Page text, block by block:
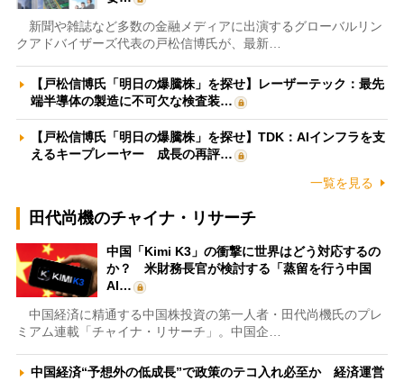
新聞や雑誌など多数の金融メディアに出演するグローバルリン
クアドバイザーズ代表の戸松信博氏が、最新…
【戸松信博氏「明日の爆騰株」を探せ】レーザーテック：最先
端半導体の製造に不可欠な検査装…
【戸松信博氏「明日の爆騰株」を探せ】TDK：AIインフラを支
えるキープレーヤー 成長の再評…
一覧を見る
田代尚機のチャイナ・リサーチ
中国「Kimi K3」の衝撃に世界はどう対応するの
か？ 米財務長官が検討する「蒸留を行う中国
AI…
中国経済に精通する中国株投資の第一人者・田代尚機氏のプレ
ミアム連載「チャイナ・リサーチ」。中国企…
中国経済“予想外の低成長”で政策のテコ入れ必至か 経済運営